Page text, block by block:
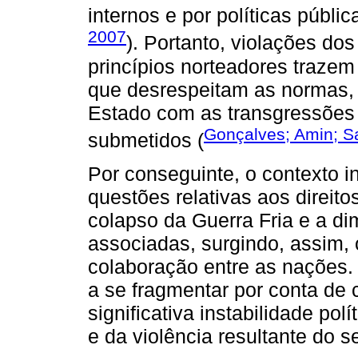
internos e por políticas
2007). Portanto, violações
princípios norteadores
que desrespeitam as
Estado com as
submetidos (Gonçalves; Amin;
Por conseguinte, o contexto
questões relativas aos
colapso da Guerra Fria e a
associadas, surgindo,
colaboração entre as
a se fragmentar por conta de
significativa instabilidade
e da violência resultante do